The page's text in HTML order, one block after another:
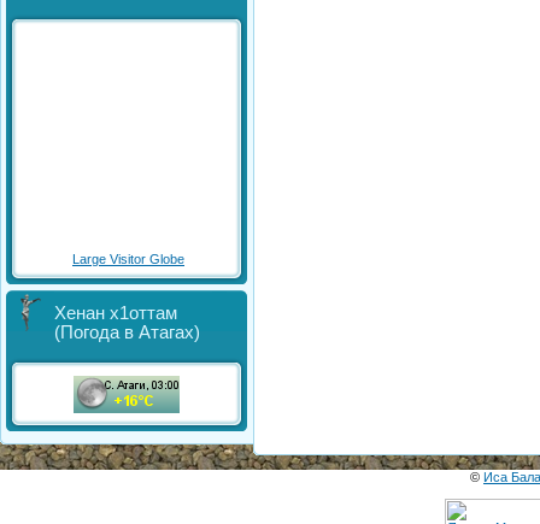
Large Visitor Globe
Хенан х1оттам
(Погода в Атагах)
© Иса